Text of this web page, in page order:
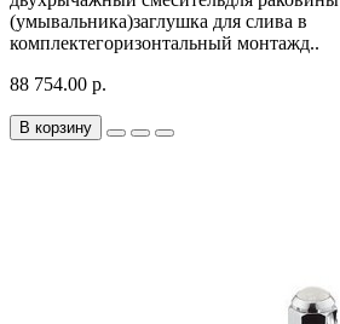
(умывальника)заглушка для слива в
комплектегоризонтальный монтажд..
88 754.00 р.
В корзину